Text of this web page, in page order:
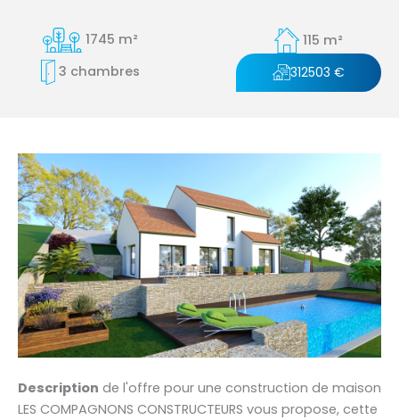
1745 m²
115 m²
3 chambres
312503 €
Description de l'offre pour une construction de maison
LES COMPAGNONS CONSTRUCTEURS vous propose, cette